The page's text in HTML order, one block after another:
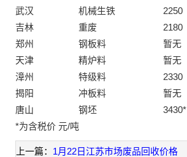
武汉
机械生铁 2250
吉林
重废 2180
郑州
钢板料 暂无
天津
精炉料 暂无
漳州
特级料 2330
揭阳
冲板料 暂无
唐山
钢坯 3430*
*为含税价 元/吨
上一篇： 1月22日江苏市场废品回收价格